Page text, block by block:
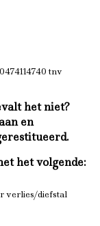
tnv
het niet?
en
het volgende:
verlies/diefstal